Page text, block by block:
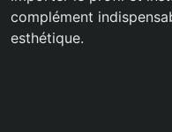
complément
esthétique.